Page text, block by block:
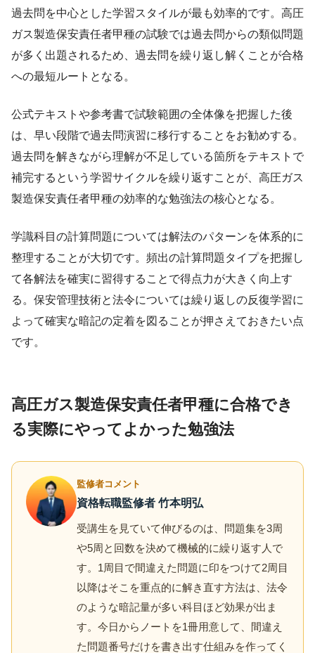
過去問を中心とした学習スタイルが最も効率的です。高圧
ガス製造保安責任者甲種の試験では過去問からの類似問題
が多く出題されるため、過去問を繰り返し解くことが合格
への最短ルートとなる。
公式テキストや参考書で試験範囲の全体像を把握した後
は、早い段階で過去問演習に移行することをお勧めする。
過去問を解きながら理解が不足している箇所をテキストで
補完するという学習サイクルを繰り返すことが、高圧ガス
製造保安責任者甲種の効率的な勉強法の核心となる。
学識科目の計算問題については解法のパターンを体系的に
整理することが大切です。頻出の計算問題タイプを把握し
て各解法を確実に習得することで得点力が大きく向上す
る。保安管理技術と法令については繰り返しの反復学習に
よって確実な暗記の定着を図ることが押さえておきたい点
です。
高圧ガス製造保安責任者甲種に合格でき
る実際にやってよかった勉強法
監修者コメント
資格転職監修者 竹本明弘
受講生を見ていて伸びるのは、問題集を3周
や5周と回数を決めて機械的に繰り返す人で
す。1周目で間違えた問題に印をつけて2周目
以降はそこを重点的に解き直す方法は、法令
のような暗記量が多い科目ほど効果が出ま
す。今日からノートを1冊用意して、間違え
た問題番号だけを書き出す仕組みを作ってく